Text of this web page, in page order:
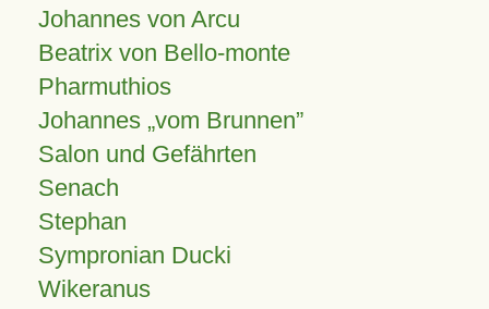
Johannes von Arcu
Beatrix von Bello-monte
Pharmuthios
Johannes vom Brunnen
Salon und Gefährten
Senach
Stephan
Sympronian Ducki
Wikeranus